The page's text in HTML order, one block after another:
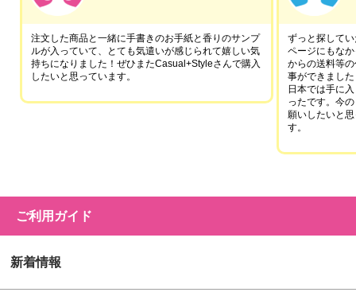
注文した商品と一緒に手書きのお手紙と香りのサンプ
ルが入っていて、とても気遣いが感じられて嬉しい気
持ちになりました！ぜひまたCasual+Styleさんで購入
したいと思っています。
ずっと探して
ページにもな
からの送料等
事ができました
日本では手に
ったです。今
願いしたいと
す。
ご利用ガイド
新着情報